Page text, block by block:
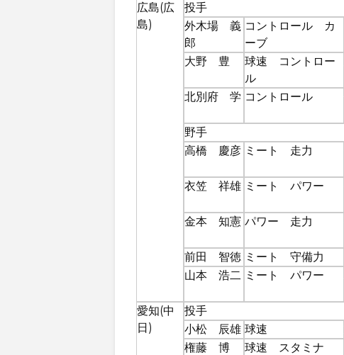
広島(広
島)
投手
外木場 義
郎
コントロール カ
ーブ
大野 豊
球速 コントロー
ル
北別府 学 コントロール
野手
高橋 慶彦 ミート 走力
衣笠 祥雄 ミート パワー
金本 知憲 パワー 走力
前田 智徳 ミート 守備力
山本 浩二 ミート パワー
愛知(中
日)
投手
小松 辰雄 球速
権藤 博
球速 スタミナ